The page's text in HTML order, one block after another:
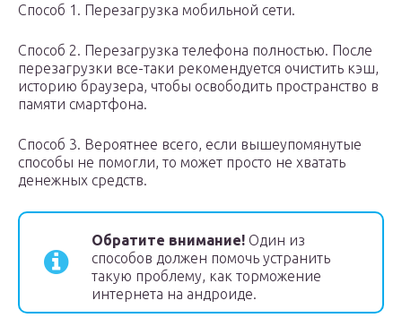
Способ 1. Перезагрузка мобильной сети.
Способ 2. Перезагрузка телефона полностью. После
перезагрузки все-таки рекомендуется очистить кэш,
историю браузера, чтобы освободить пространство в
памяти смартфона.
Способ 3. Вероятнее всего, если вышеупомянутые
способы не помогли, то может просто не хватать
денежных средств.
Обратите внимание! Один из
способов должен помочь устранить
такую проблему, как торможение
интернета на андроиде.